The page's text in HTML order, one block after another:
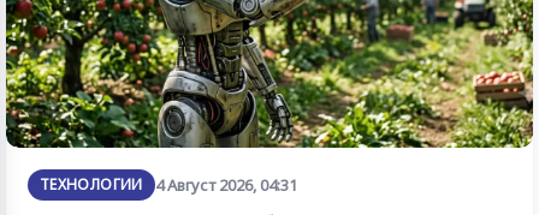
ТЕХНОЛОГИИ 4 Август 2026, 04:31